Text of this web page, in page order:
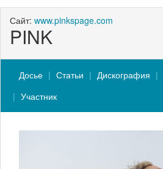
Сайт: www.pinkspage.com
PINK
Досье Статьи Дискография
Участник